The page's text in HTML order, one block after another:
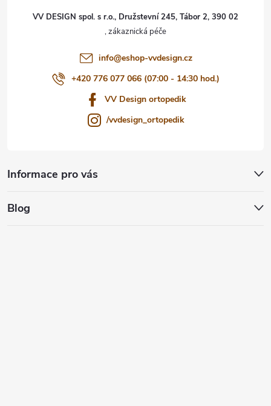
VV DESIGN spol. s r.o., Družstevní 245, Tábor 2, 390 02
info@eshop-vvdesign.cz
+420 776 077 066 (07:00 - 14:30 hod.)
VV Design ortopedik
/vvdesign_ortopedik
Informace pro vás
Blog